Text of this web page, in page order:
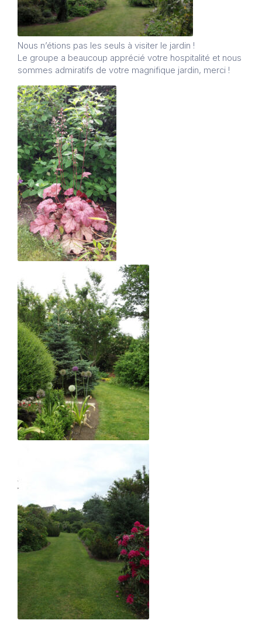
Nous n’étions pas les seuls à visiter le jardin !
Le groupe a beaucoup apprécié votre hospitalité et nous
sommes admiratifs de votre magnifique jardin, merci !